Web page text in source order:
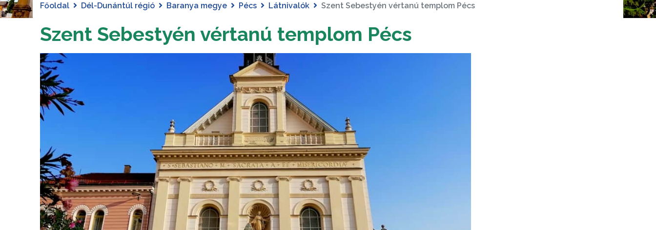
Főoldal Dél-Dunántúl régió Baranya megye Pécs Látnivalók Szent Sebestyén vértanú templom Pécs
Szent Sebestyén vértanú templom Pécs